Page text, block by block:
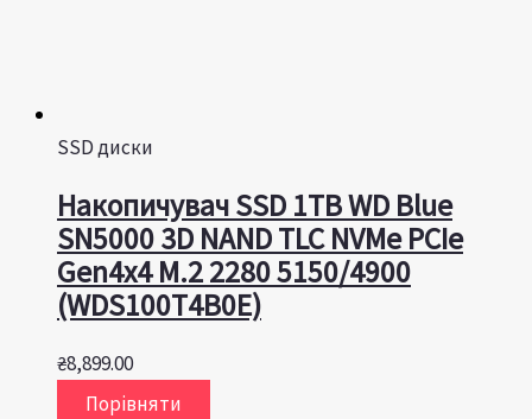
SSD диски
Накопичувач SSD 1TB WD Blue
SN5000 3D NAND TLC NVMe PCIe
Gen4x4 M.2 2280 5150/4900
(WDS100T4B0E)
₴8,899.00
Порівняти